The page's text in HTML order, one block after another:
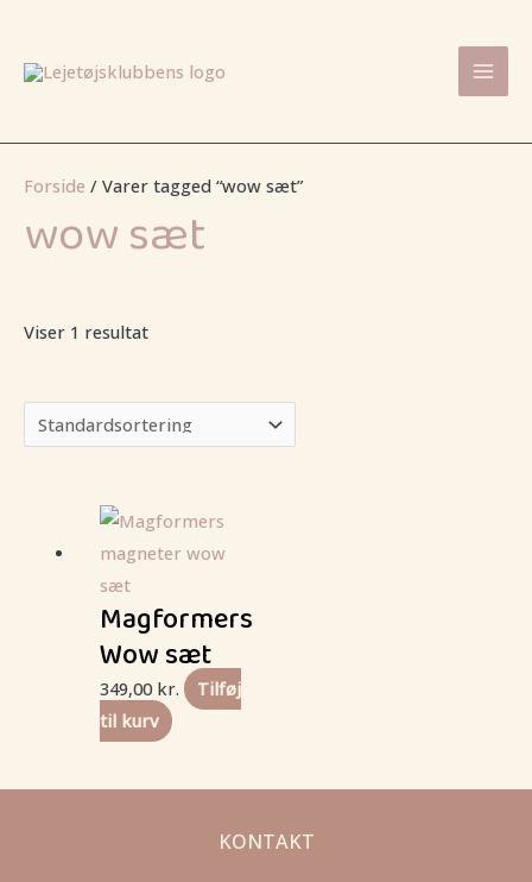
indholdet
Forside / Varer tagged “wow sæt”
wow sæt
Viser 1 resultat
Magformers
Wow sæt
349,00 kr.
Tilføj
til kurv
KONTAKT